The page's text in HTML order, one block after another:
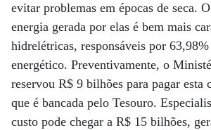
evitar problemas em épocas de seca.
energia gerada por elas é bem mais
hidrelétricas, responsáveis por
energético. Preventivamente, o
reservou R$ 9 bilhões para pagar esta
que é bancada pelo Tesouro.
custo pode chegar a R$ 15 bilhões,